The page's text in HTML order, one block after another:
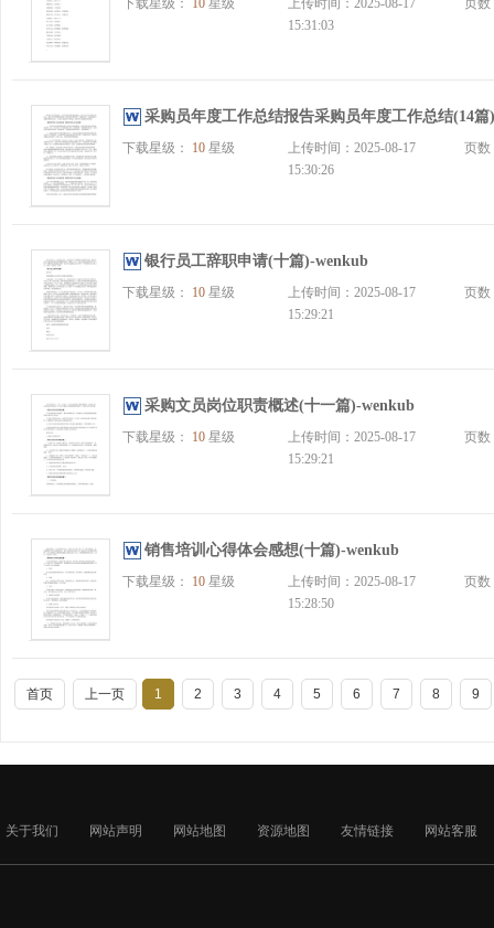
下载星级： 10 星级
上传时间：2025-08-17
15:31:03
页
采购员年度工作总结报告采购员年度工作总结(14篇
下载星级： 10 星级
上传时间：2025-08-17
15:30:26
页
银行员工辞职申请(十篇)-wenkub
下载星级： 10 星级
上传时间：2025-08-17
15:29:21
页
采购文员岗位职责概述(十一篇)-wenkub
下载星级： 10 星级
上传时间：2025-08-17
15:29:21
页
销售培训心得体会感想(十篇)-wenkub
下载星级： 10 星级
上传时间：2025-08-17
15:28:50
页
首页 上一页 1 2 3 4 5 6 7 8 9
关于我们 网站声明 网站地图 资源地图 友情链接 网站客服